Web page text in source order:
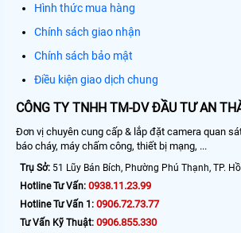
Hình thức mua hàng
Chính sách giao nhận
Chính sách bảo mật
Điều kiện giao dịch chung
CÔNG TY TNHH TM-DV ĐẦU TƯ AN
Đơn vị chuyên cung cấp & lắp đặt camera quan
báo cháy, máy chấm công, thiết bị mạng, ...
Trụ Sở: 51 Lũy Bán Bích, Phường Phú Thạnh, TP.
Hotline Tư Vấn: 0938.11.23.99
Hotline Tư Vấn 1: 0906.72.73.77
Tư Vấn Kỹ Thuật: 0906.855.330